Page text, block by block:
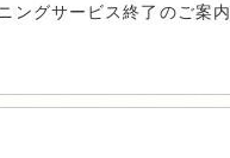
ングサービス終了のご案内